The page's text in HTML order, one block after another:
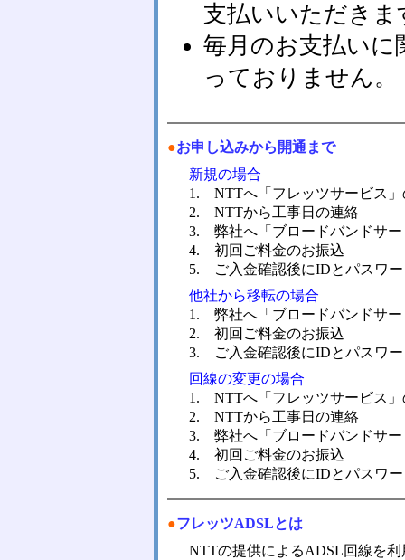
支払いいただきま
毎月のお支払いに
っておりません。
●お申し込みから開通まで
新規の場合
1. NTTへ「フレッツサービス」
2. NTTから工事日の連絡
3. 弊社へ「ブロードバンドサー
4. 初回ご料金のお振込
5. ご入金確認後にIDとパスワー
他社から移転の場合
1. 弊社へ「ブロードバンドサー
2. 初回ご料金のお振込
3. ご入金確認後にIDとパスワー
回線の変更の場合
1. NTTへ「フレッツサービス」
2. NTTから工事日の連絡
3. 弊社へ「ブロードバンドサー
4. 初回ご料金のお振込
5. ご入金確認後にIDとパスワー
●フレッツADSLとは
NTTの提供によるADSL回線を